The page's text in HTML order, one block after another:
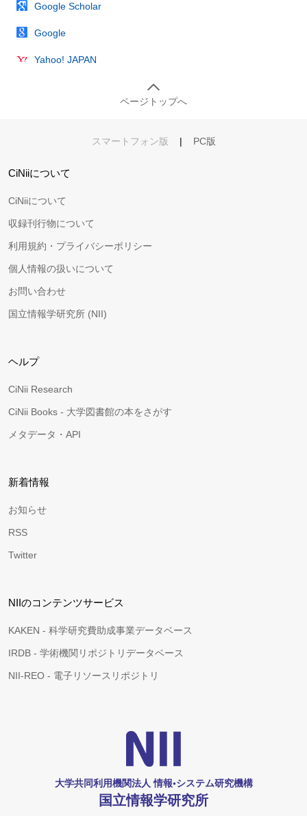
Google Scholar
Google
Yahoo! JAPAN
ページトップへ
スマートフォン版 | PC版
CiNiiについて
CiNiiについて
収録刊行物について
利用規約・プライバシーポリシー
個人情報の扱いについて
お問い合わせ
国立情報学研究所 (NII)
ヘルプ
CiNii Research
CiNii Books - 大学図書館の本をさがす
メタデータ・API
新着情報
お知らせ
RSS
Twitter
NIIのコンテンツサービス
KAKEN - 科学研究費助成事業データベース
IRDB - 学術機関リポジトリデータベース
NII-REO - 電子リソースリポジトリ
大学共同利用機関法人 情報•システム研究機構
国立情報学研究所